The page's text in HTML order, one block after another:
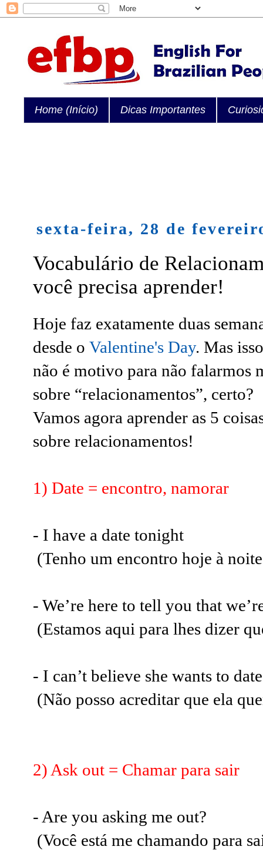
Home (Início) Dicas Importantes
sexta-feira, 28 de
Vocabulário de
você precisa aprender!
Hoje faz exatamente duas
desde o Valentine's Day. Mas isso
não é motivo para não falarmos
sobre “relacionamentos”, certo?
Vamos agora aprender as 5
sobre relacionamentos!
1) Date = encontro, namorar
- I have a date tonight
(Tenho um encontro hoje à
- We’re here to tell you that
(Estamos aqui para lhes dizer
- I can’t believe she wants to
(Não posso acreditar que ela
2) Ask out = Chamar para sair
- Are you asking me out?
(Você está me chamando para